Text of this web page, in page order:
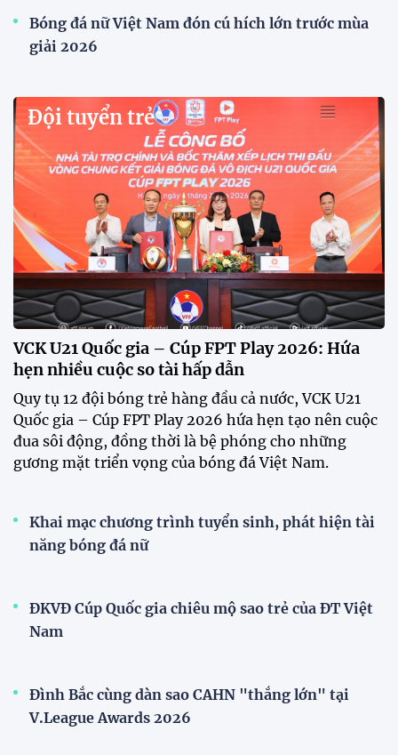
Bóng đá nữ Việt Nam đón cú hích lớn trước mùa
giải 2026
Đội tuyển trẻ
VCK U21 Quốc gia – Cúp FPT Play 2026: Hứa
hẹn nhiều cuộc so tài hấp dẫn
Quy tụ 12 đội bóng trẻ hàng đầu cả nước, VCK U21
Quốc gia – Cúp FPT Play 2026 hứa hẹn tạo nên cuộc
đua sôi động, đồng thời là bệ phóng cho những
gương mặt triển vọng của bóng đá Việt Nam.
Khai mạc chương trình tuyển sinh, phát hiện tài
năng bóng đá nữ
ĐKVĐ Cúp Quốc gia chiêu mộ sao trẻ của ĐT Việt
Nam
Đình Bắc cùng dàn sao CAHN "thắng lớn" tại
V.League Awards 2026